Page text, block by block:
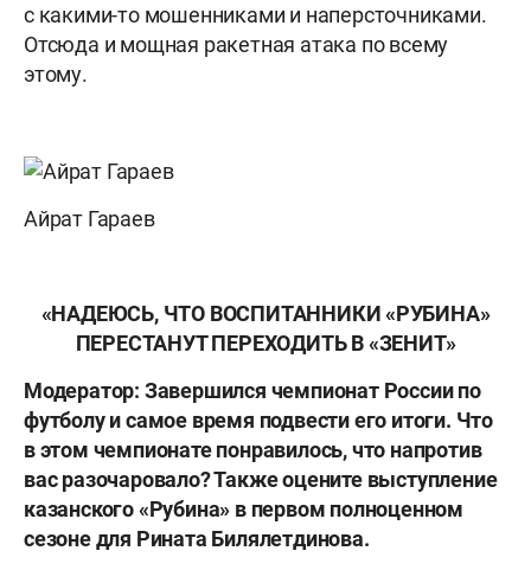
с какими-то мошенниками и наперсточниками.
Отсюда и мощная ракетная атака по всему
этому.
Айрат Гараев
«НАДЕЮСЬ, ЧТО ВОСПИТАННИКИ «РУБИНА»
ПЕРЕСТАНУТ ПЕРЕХОДИТЬ В «ЗЕНИТ»
Модератор: Завершился чемпионат России по
футболу и самое время подвести его итоги. Что
в этом чемпионате понравилось, что напротив
вас разочаровало? Также оцените выступление
казанского «Рубина» в первом полноценном
сезоне для Рината Билялетдинова.